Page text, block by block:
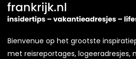
Bienvenue op het grootste
met reisreportages, logeeradresjes,